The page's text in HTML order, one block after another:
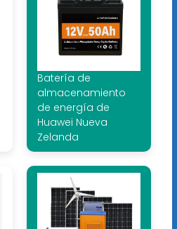
Batería de
almacenamiento
de energía de
Huawei Nueva
Zelanda